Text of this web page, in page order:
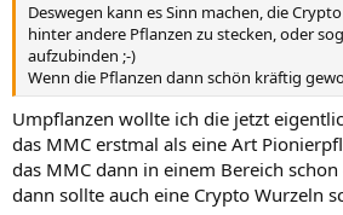
Deswegen kann es Sinn machen, die
hinter andere Pflanzen zu stecken, oder
aufzubinden ;-)
Wenn die Pflanzen dann schön kräftig
Umpflanzen wollte ich die jetzt
das MMC erstmal als eine Art
das MMC dann in einem Bereich
dann sollte auch eine Crypto Wurzeln